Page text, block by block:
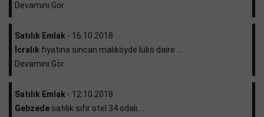
Devamını Gör
Satılık Emlak - 16.10.2018
İcralık fiyatına sincan malıköyde lüks daire ...
Devamını Gör
Satılık Emlak - 12.10.2018
Gebzede satılık sıfır otel 34 odalı. ...